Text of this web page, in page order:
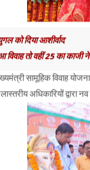
को दिया आशीर्वाद
तो वहीं 25 का काजी
सामूहिक विवाह
अधिकारियों